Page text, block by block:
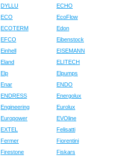
DYLLU
ECHO
ECO
EcoFlow
ECOTERM
Edon
EFCO
Eibenstock
Einhell
EISEMANN
Eland
ELITECH
Elp
Elpumps
Enar
ENDO
ENDRESS
Energolux
Engineering
Eurolux
Europower
EVOline
EXTEL
Felisatti
Fermer
Fiorentini
Firestone
Fiskars